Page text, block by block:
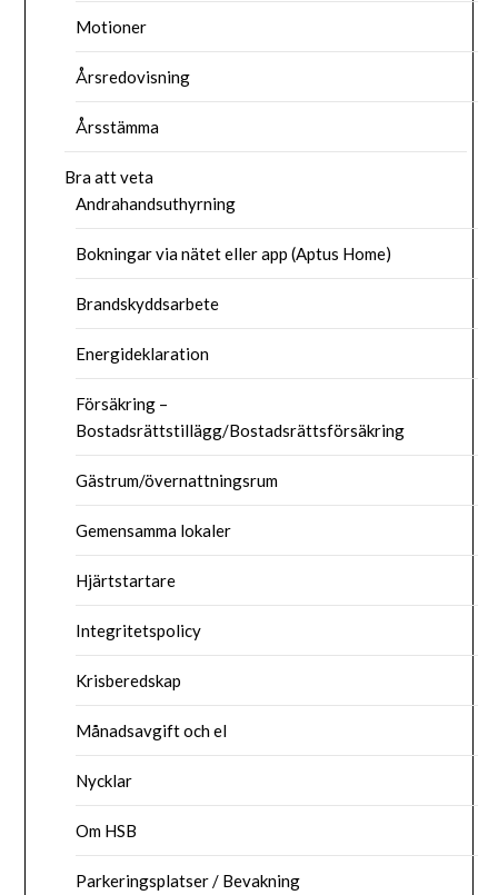
Motioner
Årsredovisning
Årsstämma
Bra att veta
Andrahandsuthyrning
Bokningar via nätet eller app (Aptus Home)
Brandskyddsarbete
Energideklaration
Försäkring –
Bostadsrättstillägg/Bostadsrättsförsäkring
Gästrum/övernattningsrum
Gemensamma lokaler
Hjärtstartare
Integritetspolicy
Krisberedskap
Månadsavgift och el
Nycklar
Om HSB
Parkeringsplatser / Bevakning